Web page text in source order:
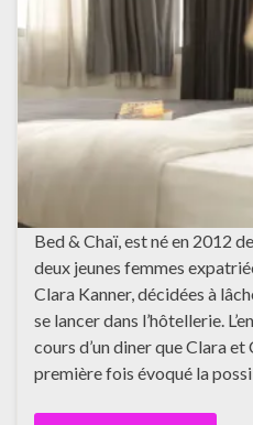
Bed & Chaï, est né en 2012
deux jeunes femmes
Clara Kanner, décidées à
se lancer dans l’hôtellerie.
cours d’un diner que Clara
première fois évoqué la